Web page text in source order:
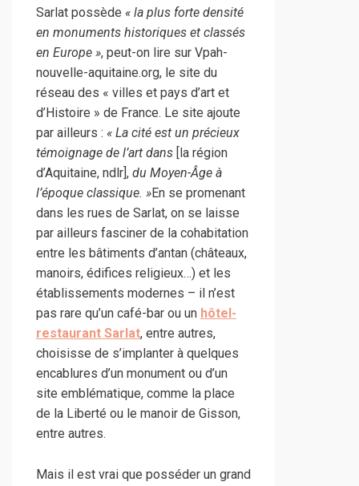
Sarlat possède « la plus forte densité
en monuments historiques et classés
en Europe », peut-on lire sur Vpah-
nouvelle-aquitaine.org, le site du
réseau des « villes et pays d’art et
d’Histoire » de France. Le site ajoute
par ailleurs : « La cité est un précieux
témoignage de l’art dans [la région
d’Aquitaine, ndlr], du Moyen-Âge à
l’époque classique. »En se promenant
dans les rues de Sarlat, on se laisse
par ailleurs fasciner de la cohabitation
entre les bâtiments d’antan (châteaux,
manoirs, édifices religieux…) et les
établissements modernes – il n’est
pas rare qu’un café-bar ou un hôtel-
restaurant Sarlat, entre autres,
choisisse de s’implanter à quelques
encablures d’un monument ou d’un
site emblématique, comme la place
de la Liberté ou le manoir de Gisson,
entre autres.
Mais il est vrai que posséder un grand